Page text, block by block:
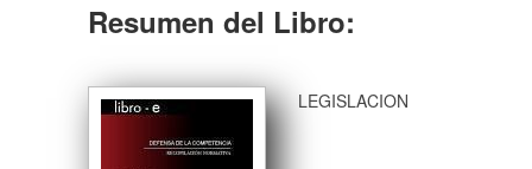
Resumen del Libro:
LEGISLACION